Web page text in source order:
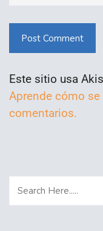
Post Comment
Este sitio usa
Aprende cómo
comentarios.